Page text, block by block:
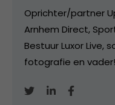
Oprichter/partner
Arnhem Direct,
Bestuur Luxor Live,
fotografie en vader!